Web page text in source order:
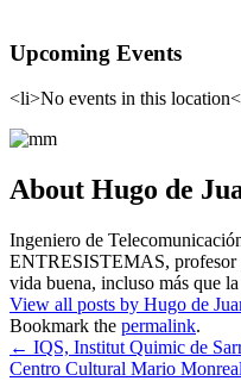
Upcoming Events
<li>No events in this
About Hugo de
Ingeniero de
ENTRESISTEMAS, profesor
vida buena, incluso más que
View all posts by Hugo de
Bookmark the permalink.
← IQS, Institut Quimic de
Centro Cultural Mario Monreal